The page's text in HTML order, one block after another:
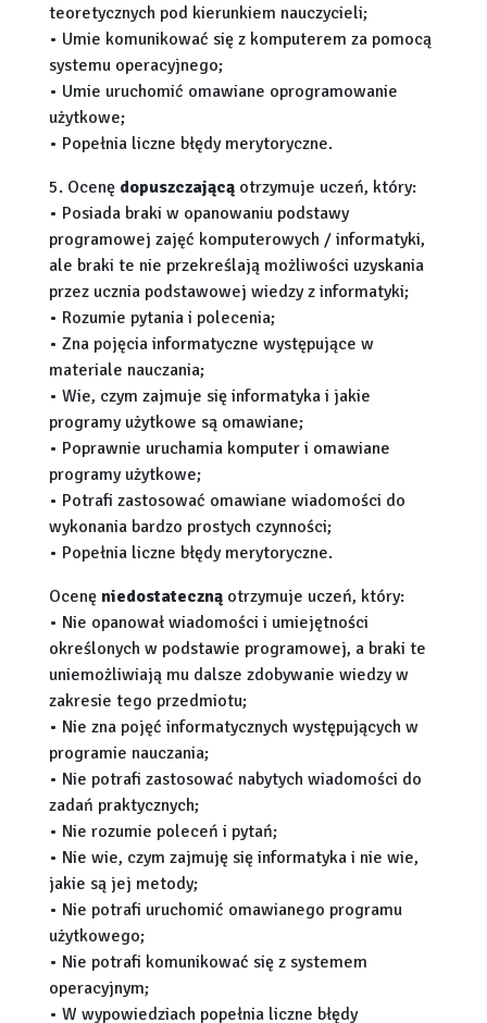
teoretycznych pod kierunkiem nauczycieli;
• Umie komunikować się z komputerem za pomocą
systemu operacyjnego;
• Umie uruchomić omawiane oprogramowanie
użytkowe;
• Popełnia liczne błędy merytoryczne.
5. Ocenę dopuszczającą otrzymuje uczeń, który:
• Posiada braki w opanowaniu podstawy
programowej zajęć komputerowych / informatyki,
ale braki te nie przekreślają możliwości uzyskania
przez ucznia podstawowej wiedzy z informatyki;
• Rozumie pytania i polecenia;
• Zna pojęcia informatyczne występujące w
materiale nauczania;
• Wie, czym zajmuje się informatyka i jakie
programy użytkowe są omawiane;
• Poprawnie uruchamia komputer i omawiane
programy użytkowe;
• Potrafi zastosować omawiane wiadomości do
wykonania bardzo prostych czynności;
• Popełnia liczne błędy merytoryczne.
Ocenę niedostateczną otrzymuje uczeń, który:
• Nie opanował wiadomości i umiejętności
określonych w podstawie programowej, a braki te
uniemożliwiają mu dalsze zdobywanie wiedzy w
zakresie tego przedmiotu;
• Nie zna pojęć informatycznych występujących w
programie nauczania;
• Nie potrafi zastosować nabytych wiadomości do
zadań praktycznych;
• Nie rozumie poleceń i pytań;
• Nie wie, czym zajmuję się informatyka i nie wie,
jakie są jej metody;
• Nie potrafi uruchomić omawianego programu
użytkowego;
• Nie potrafi komunikować się z systemem
operacyjnym;
• W wypowiedziach popełnia liczne błędy